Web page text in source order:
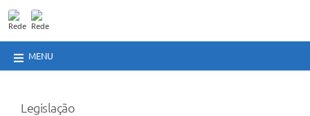
MENU
Legislação